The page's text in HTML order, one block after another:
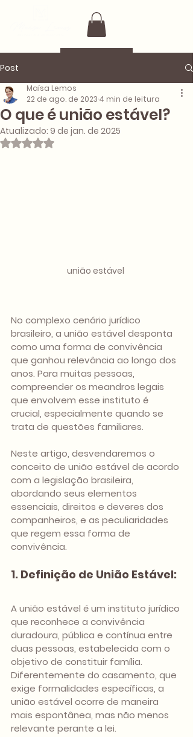
Post
O que é união estável?
Maísa Lemos
22 de ago. de 2023 4 min de leitura
Atualizado: 9 de jan. de 2025
Avaliado com NaN de 5 estrelas.
união estável
No complexo cenário jurídico
brasileiro, a união estável desponta
como uma forma de convivência
que ganhou relevância ao longo dos
anos. Para muitas pessoas,
compreender os meandros legais
que envolvem esse instituto é
crucial, especialmente quando se
trata de questões familiares.
Neste artigo, desvendaremos o
conceito de união estável de acordo
com a legislação brasileira,
abordando seus elementos
essenciais, direitos e deveres dos
companheiros, e as peculiaridades
que regem essa forma de
convivência.
1. Definição de União Estável:
A união estável é um instituto jurídico
que reconhece a convivência
duradoura, pública e contínua entre
duas pessoas, estabelecida com o
objetivo de constituir família.
Diferentemente do casamento, que
exige formalidades específicas, a
união estável ocorre de maneira
mais espontânea, mas não menos
relevante perante a lei.